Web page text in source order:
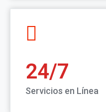
24
Servicios en Línea